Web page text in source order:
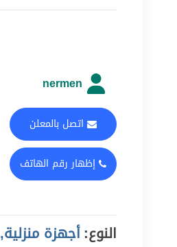
nermen
اتصل بالمعلن
إظهار رقم الهاتف
النوع:أجهزة منزلية, offer